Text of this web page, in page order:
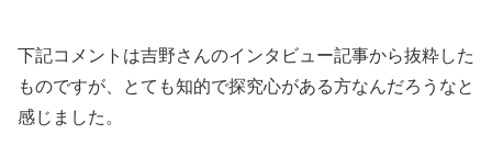
下記コメントは吉野さんのインタビュー記事から抜粋した
ものですが、とても知的で探究心がある方なんだろうなと
感じました。